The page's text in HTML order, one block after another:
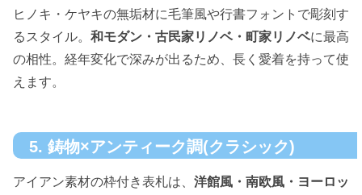
ヒノキ・ケヤキの無垢材に毛筆風や行書フォントで彫刻す
るスタイル。 和モダン・古民家リノベ・町家リノベに最高
の相性。経年変化で深みが出るため、長く愛着を持って使
えます。
5. 鋳物×アンティーク調(クラシック)
アイアン素材の枠付き表札は、 洋館風・南欧風・ヨーロッ